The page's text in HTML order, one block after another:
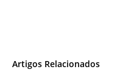
Artigos Relacionados